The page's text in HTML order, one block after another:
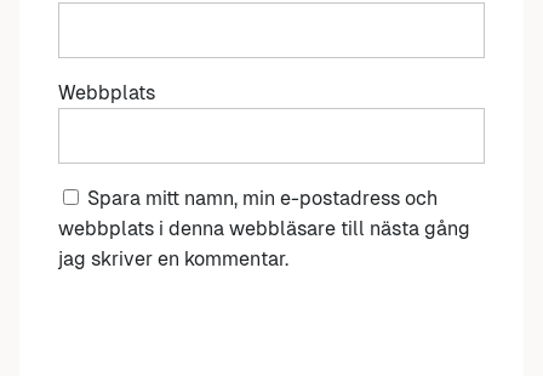
Webbplats
Spara mitt namn, min e-postadress och
webbplats i denna webbläsare till nästa gång
jag skriver en kommentar.